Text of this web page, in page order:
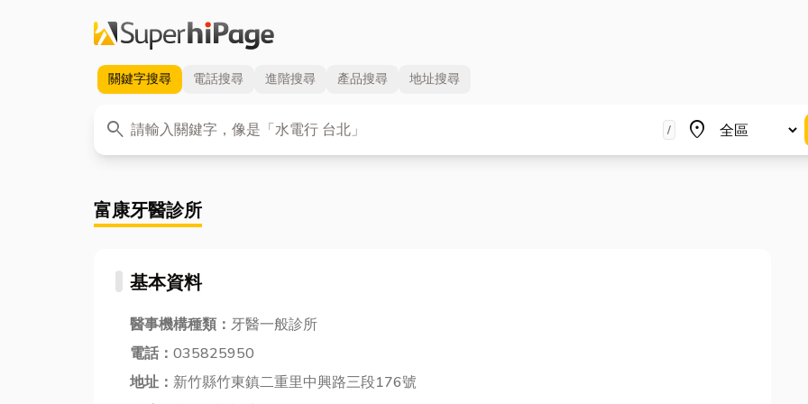
關鍵字搜尋 電話搜尋 進階搜尋 產品搜尋 地址搜尋
search
關鍵字 / place
地區
富康牙醫診所
基本資料
醫事機構種類： 牙醫一般診所
電話： 035825950
地址： 新竹縣竹東鎮二重里中興路三段176號